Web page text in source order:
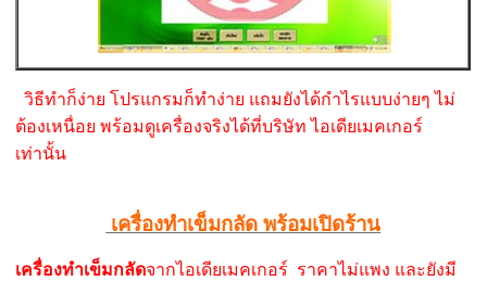
วิธีทำก็ง่าย โปรแกรมก็ทำง่าย แถมยังได้กำไรแบบง่ายๆ ไม่
ต้องเหนื่อย พร้อมดูเครื่องจริงได้ที่บริษัท ไอเดียเมคเกอร์
เท่านั้น
เครื่องทำเข็มกลัด พร้อมเปิดร้าน
เครื่องทำเข็มกลัดจากไอเดียเมคเกอร์ ราคาไม่แพง และยังมี